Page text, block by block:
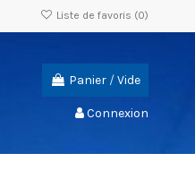
Liste de favoris (0)
Panier /Vide
Connexion